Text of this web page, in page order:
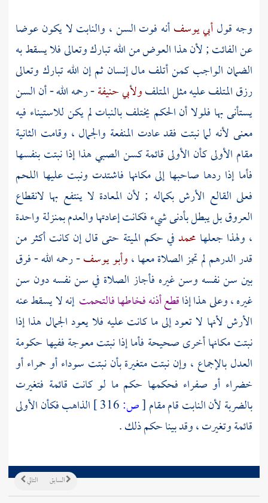
وجه قولأبي يوسفأنه فوت السن ، والنابت لا يكون عوضا
عن الفائت ; لأن هذا العوض من الله تبارك وتعالى فلا يسقط به
الضمان الواجب كمن أتلف مال إنسان ثم إن الله تبارك وتعالى
رزق المتلف عليه مثل المتلفولأبي حنيفة- رحمه الله - أن السن
يستأنى بها فلولا أن الحكم يختلف بالنبات لم يكن للاستيناء فيه
معنى لأنه لما نبتت فقد عادت المنفعة والجمال ، وقامت الثانية
مقام الأولى كأن الأولى قائمة كسن الصبي هذا إذا نبتت بنفسها
فأما إذا ردها صاحبها إلى مكانها فاشتدت ونبت عليها اللحم
فعلى القالع الأرش بكماله ; لأن المعادة لا ينتفع بها لانقطاع
العروق بل يبطل بأدنى شيء فكانت إعادتها والعدم بمنزلة واحدة
، ولهذا جعلها محمدفي حكم الميتة حتى قال إن كانت أكثر من
قدر الدرهم لم تجز الصلاة معها ،وأبو يوسف- رحمه الله - فرق
بين سن نفسه وسن غيره فأجاز الصلاة في سن نفسه دون سن
غيره ، وعلى هذا إذاقطع أذنه فخاطها فالتحمت إنه لا يسقط عنه
الأرش لأنها لا تعود إلى ما كانت عليه فلا يعود الجمال هذا إذا
نبتت مكانها أخرى صحيحة فأما إذا نبتت معوجة ففيها حكومة
العدل بالإجماع ، وإن نبتت متغيرة بأن نبتت سوداء أو حمراء أو
خضراء أو صفراء فحكمها حكم ما لو كانت قائمة فتغيرت
بالضربة لأن النابت قام مقام[ص:
الذاهب فكأن الأولى
قائمة وتغيرت ، وقد بينا حكم ذلك .
التالي السابق